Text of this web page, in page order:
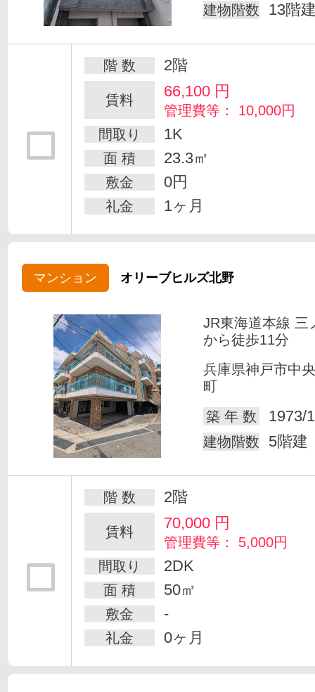
建物階数 13階
階 数 2階
賃料 66,100 円
管理費等： 10,000円
間取り
1K
面 積 23.3㎡
敷金 0円
礼金 1ヶ月
マンション オリーブヒルズ北野
JR東海道本線 三
から徒歩11分
兵庫県神戸市中
町
築 年 数
1973/
建物階数 5階建
階 数 2階
賃料 70,000 円
管理費等： 5,000円
間取り
2DK
面 積 50㎡
敷金 -
礼金 0ヶ月